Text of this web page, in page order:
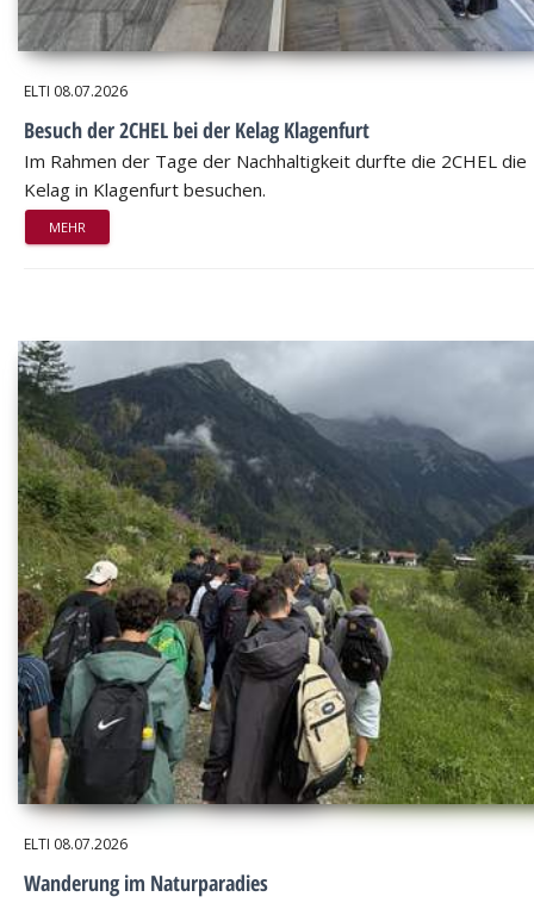
ELTI 08.07.2026
Besuch der 2CHEL bei der Kelag Klagenfurt
Im Rahmen der Tage der Nachhaltigkeit durfte die 2CHEL die
Kelag in Klagenfurt besuchen.
MEHR
ELTI 08.07.2026
Wanderung im Naturparadies